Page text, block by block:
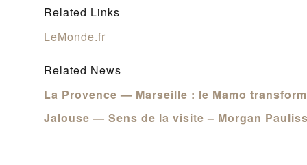
Related Links
LeMonde.fr
Related News
La Provence — Marseille : le Mamo
Jalouse — Sens de la visite – Morgan